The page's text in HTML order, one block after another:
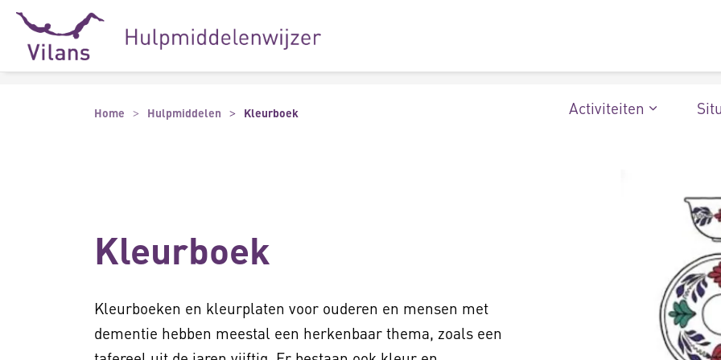
Naar hoofdinhoud
Naar footer
Activiteiten
Home Hulpmiddelen Kleurboek
Kleurboek
Kleurboeken en kleurplaten voor ouderen en mensen met
dementie hebben meestal een herkenbaar thema, zoals een